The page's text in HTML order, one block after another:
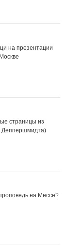
на презентации
страницы из
Деппершмидта)
на Мессе?